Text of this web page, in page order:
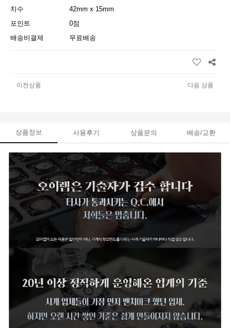
치수
42mm x 15mm
포인트
0점
배송비결제
무료배송
이전상품 다음 상품
상품정보 사용후기 상품문의 배송/교환